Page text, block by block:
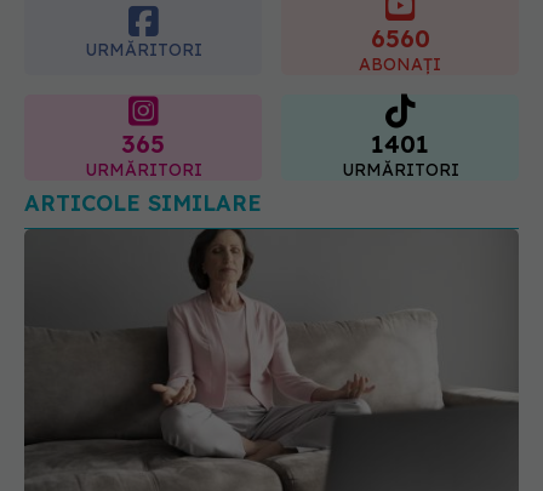
URMĂRITORI 6560
ABONAȚI
365
URMĂRITORI
1401
URMĂRITORI
ARTICOLE SIMILARE